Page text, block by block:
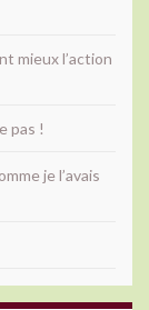
mieux l’action
pas !
je l’avais